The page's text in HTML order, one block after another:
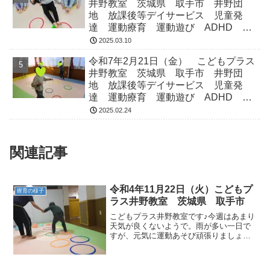
井野教室 茨城県 取手市 井野団
地 放課後等デイサービス 児童発
達 運動療育 運動遊び ADHD 療
育 発達障がい
2025.03.10
令和7年2月21日（金） こどもプラス
井野教室 茨城県 取手市 井野団
地 放課後等デイサービス 児童発
達 運動療育 運動遊び ADHD 療
育 発達障がい
2025.02.24
関連記事
療育の様子
令和4年11月22日（火）こどもプ
ラス井野教室 茨城県 取手市
こどもプラス井野教室です♪今週はあまり
天気が良くないようで。雨が多い一日で
すが、元気に運動あそび頑張りましょ